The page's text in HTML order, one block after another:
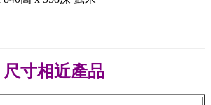
尺寸相近產品